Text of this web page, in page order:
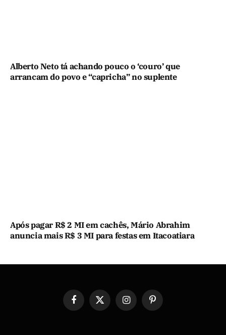
Alberto Neto tá achando pouco o ‘couro’ que
arrancam do povo e “capricha” no suplente
Após pagar R$ 2 MI em cachês, Mário Abrahim
anuncia mais R$ 3 MI para festas em Itacoatiara
Facebook
X
(Twitter)
InstagramPinterest